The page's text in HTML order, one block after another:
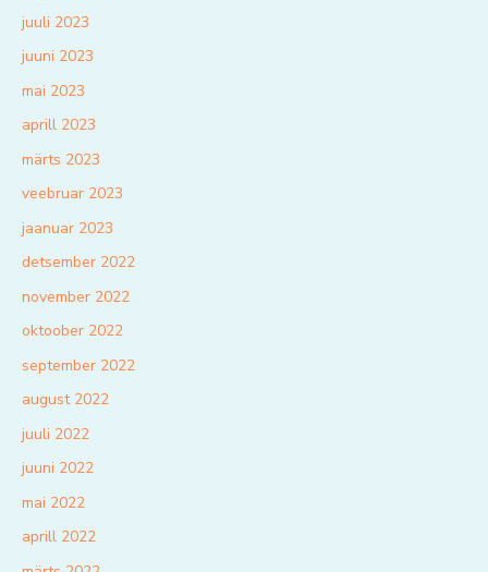
juuli 2023
juuni 2023
mai 2023
aprill 2023
märts 2023
veebruar 2023
jaanuar 2023
detsember 2022
november 2022
oktoober 2022
september 2022
august 2022
juuli 2022
juuni 2022
mai 2022
aprill 2022